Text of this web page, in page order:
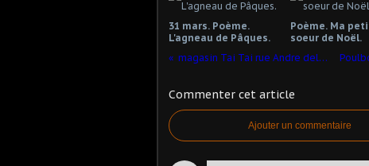
31 mars. Poème.
L'agneau de Pâques.
Poème. Ma
soeur de Noël.
magasin Tai Tai rue Andre del Sarte
Commenter cet article
Ajouter un commentaire